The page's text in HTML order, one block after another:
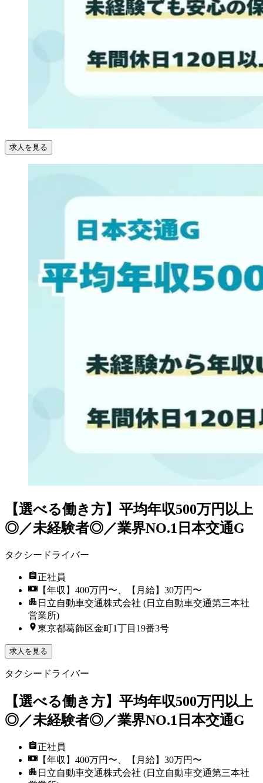
求人を見る
【選べる働き方】平均年収500万円以上
◎／未経験者◎／業界NO.1日本交通G
タクシードライバー
正社員
【年収】400万円〜、【月給】30万円〜
日立自動車交通株式会社 (日立自動車交通第三本社
営業所)
東京都葛飾区金町1丁目19番3号
求人を見る
タクシードライバー
【選べる働き方】平均年収500万円以上
◎／未経験者◎／業界NO.1日本交通G
正社員
【年収】400万円〜、【月給】30万円〜
日立自動車交通株式会社 (日立自動車交通第三本社